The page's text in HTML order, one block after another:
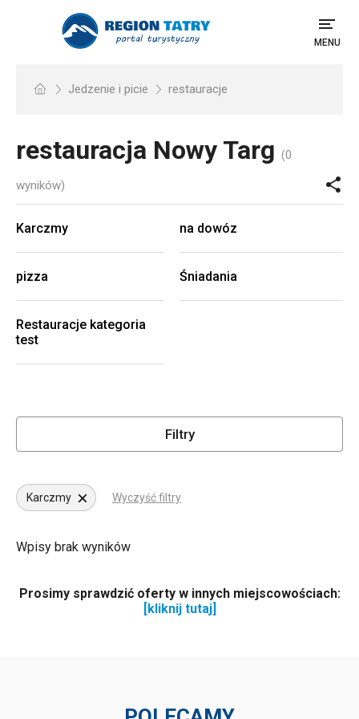
MENU
Jedzenie i picie restauracje
restauracja Nowy Targ (0
wyników)
Karczmy na dowóz
pizza Śniadania
Restauracje kategoria
test
Filtry
Karczmy Wyczyść filtry
Wpisy brak wyników
Prosimy sprawdzić oferty w innych miejscowościach:
[kliknij tutaj]